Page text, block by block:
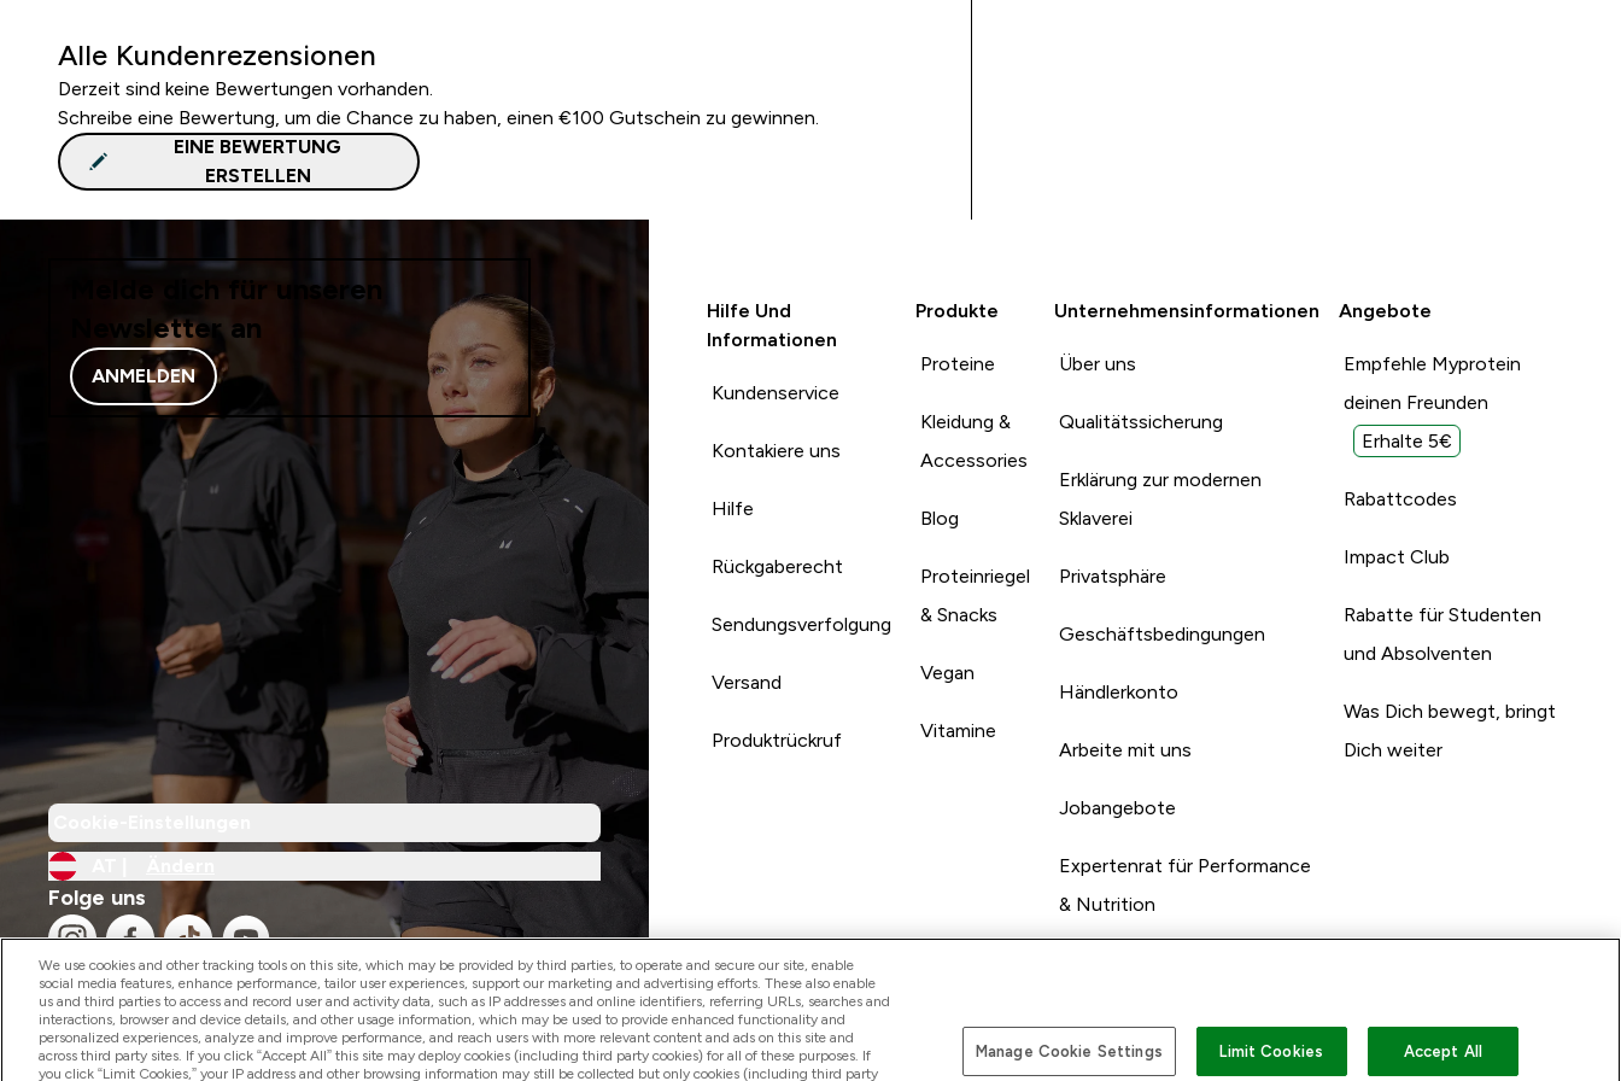
Alle Kundenrezensionen
Derzeit sind keine Bewertungen vorhanden.
Schreibe eine Bewertung, um die Chance zu haben, einen €100 Gutschein zu gewinnen.
EINE BEWERTUNG
ERSTELLEN
Melde dich für unseren
Newsletter an
ANMELDEN
Folge uns
Hilfe Und
Informationen
Kundenservice
Kontakiere uns
Hilfe
Rückgaberecht
Sendungsverfolgung
Versand
Produktrückruf
Produkte
Proteine
Kleidung &
Accessories
Blog
Proteinriegel
& Snacks
Vegan
Vitamine
Unternehmensinformationen
Über uns
Qualitätssicherung
Erklärung zur modernen
Sklaverei
Privatsphäre
Geschäftsbedingungen
Händlerkonto
Arbeite mit uns
Jobangebote
Expertenrat für Performance
& Nutrition
Angebote
Empfehle Myprotein
deinen Freunden
Erhalte 5€
Rabattcodes
Impact Club
Rabatte für Studenten
und Absolventen
Was Dich bewegt, bringt
Dich weiter
2026 The Hut.com Ltd Sicher zahlen mit
We use cookies and other tracking tools on this site, which may be provided by third parties, to operate and secure our site, enable
social media features, enhance performance, tailor user experiences, support our marketing and advertising efforts. These also enable
us and third parties to access and record user and activity data, such as IP addresses and online identifiers, referring URLs, searches and
interactions, browser and device details, and other usage information, which may be used to provide enhanced functionality and
personalized experiences, analyze and improve performance, and reach users with more relevant content and ads on this site and
across third party sites. If you click “Accept All” this site may deploy cookies (including third party cookies) for all of these purposes. If
you click “Limit Cookies,” your IP address and other browsing information may still be collected but only cookies (including third party
Manage Cookie Settings Limit Cookies Accept All